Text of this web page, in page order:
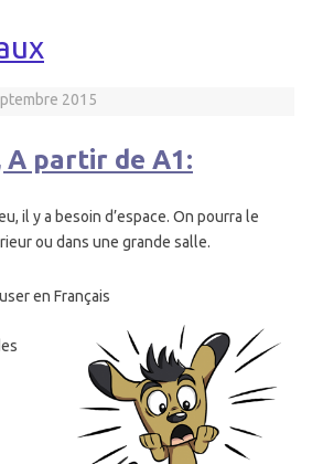
2015
A partir de A1:
il y a besoin d’espace. On pourra le
ou dans une grande salle.
en Français